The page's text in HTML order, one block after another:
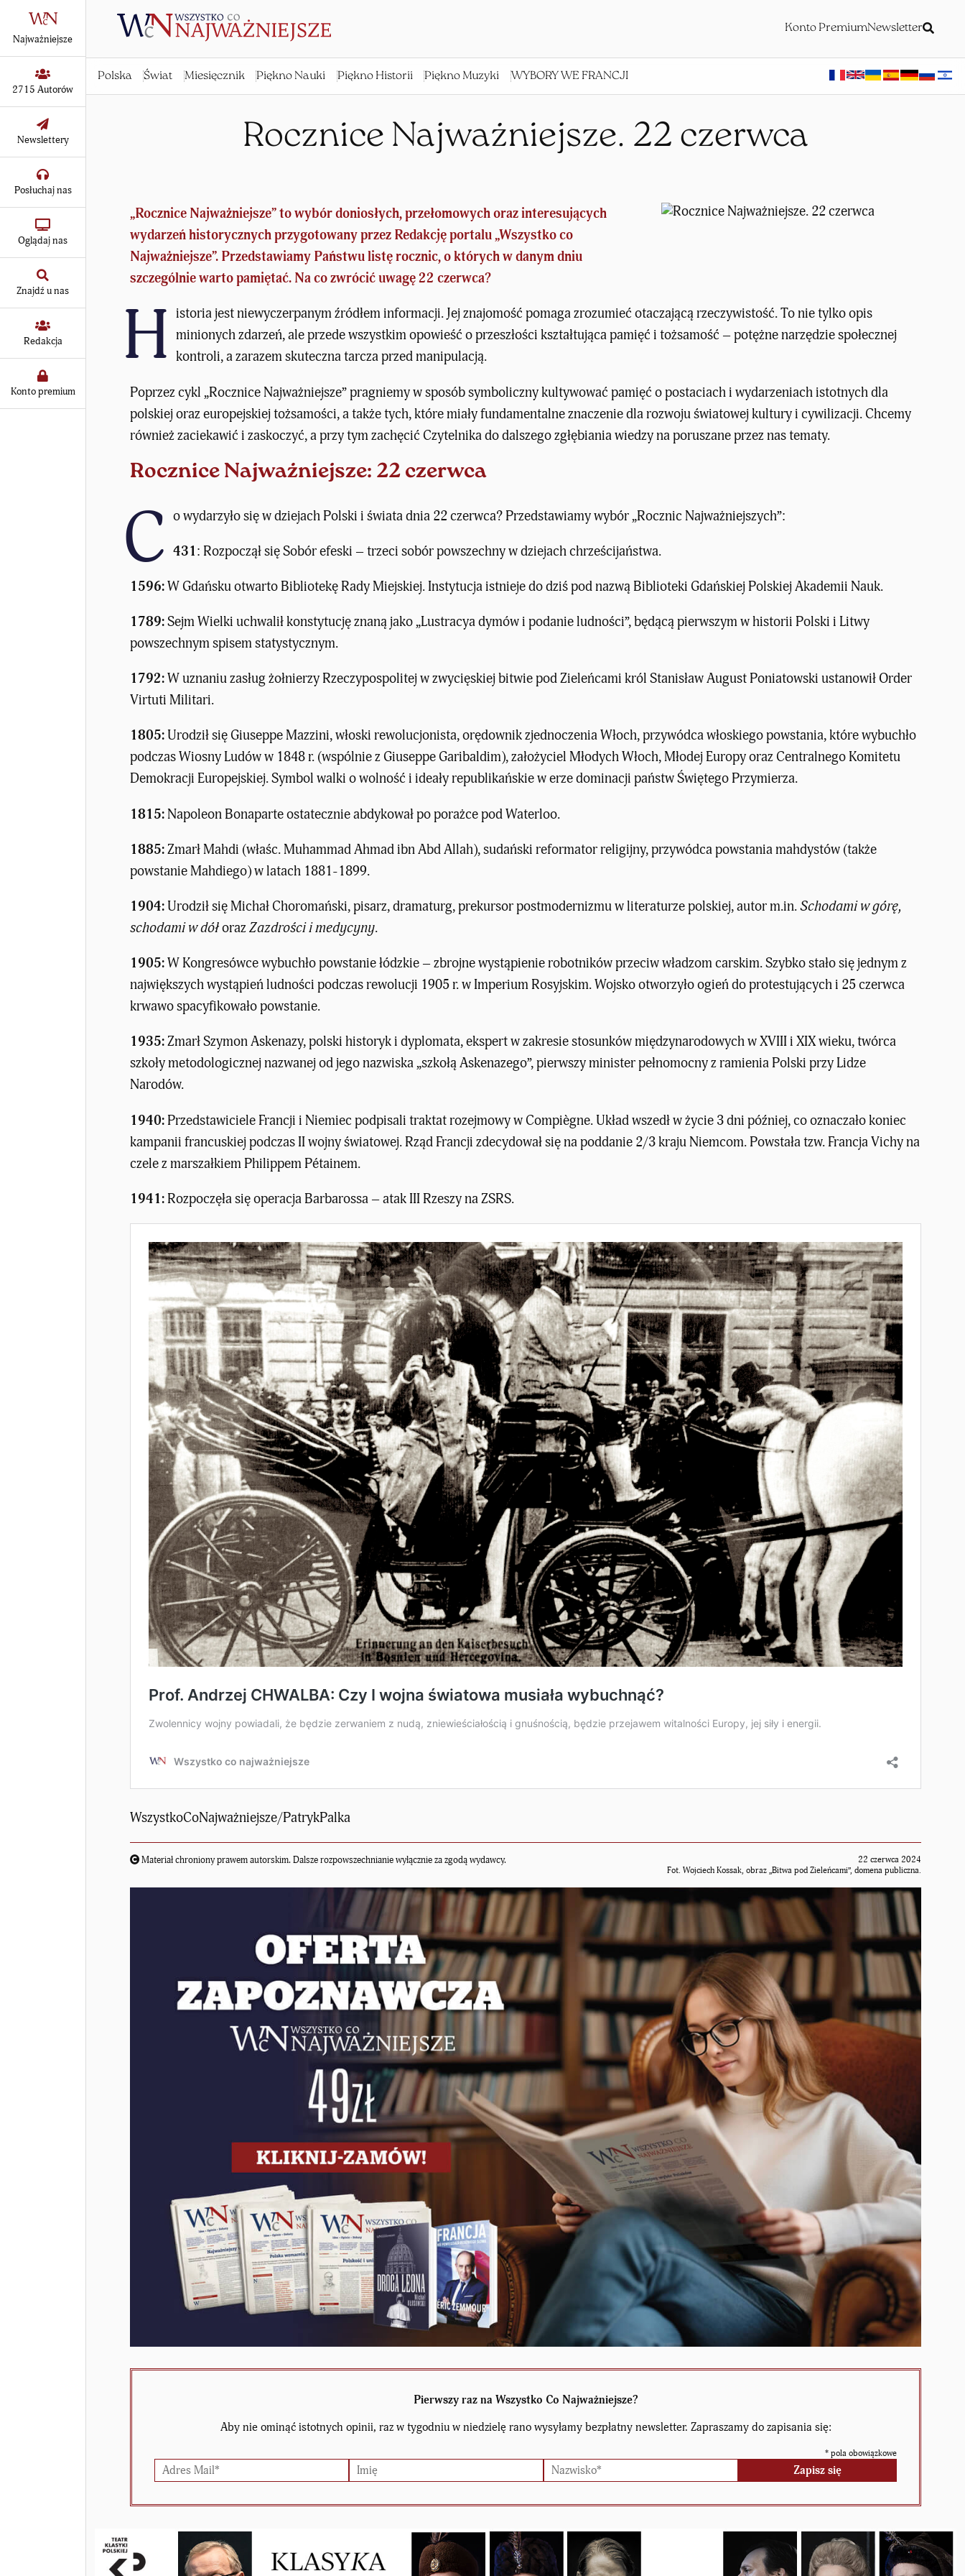
Konto PremiumNewsletter
Polska Świat Miesięcznik Piękno Nauki Piękno Historii Piękno Muzyki WYBORY WE FRANCJI
Najważniejsze
2715 Autorów
Newslettery
Posłuchaj nas
Oglądaj nas
Znajdź u nas
Redakcja
Konto premium
Rocznice Najważniejsze. 22 czerwca
„Rocznice Najważniejsze” to wybór doniosłych, przełomowych oraz interesujących
wydarzeń historycznych przygotowany przez Redakcję portalu „Wszystko co
Najważniejsze”. Przedstawiamy Państwu listę rocznic, o których w danym dniu
szczególnie warto pamiętać. Na co zwrócić uwagę 22 czerwca?
H istoria jest niewyczerpanym źródłem informacji. Jej znajomość pomaga zrozumieć otaczającą rzeczywistość. To nie tylko opis
minionych zdarzeń, ale przede wszystkimopowieść o przeszłości kształtująca pamięć i tożsamość – potężne narzędzie społecznej
kontroli, a zarazem skuteczna tarcza przed manipulacją.
Poprzez cykl „Rocznice Najważniejsze” pragniemy w sposób symboliczny kultywować pamięć o postaciach i wydarzeniach istotnych dla
polskiej oraz europejskiej tożsamości, a także tych, które miały fundamentalne znaczenie dla rozwoju światowej kultury i cywilizacji. Chcemy
również zaciekawić i zaskoczyć, a przy tym zachęcić Czytelnika do dalszego zgłębiania wiedzy na poruszane przez nas tematy.
Rocznice Najważniejsze: 22 czerwca
C o wydarzyło się w dziejach Polski i świata dnia 22 czerwca? Przedstawiamy wybór „Rocznic Najważniejszych”:
431: Rozpoczął się Sobór efeski – trzeci sobór powszechny w dziejach chrześcijaństwa.
1596:W Gdańsku otwarto Bibliotekę Rady Miejskiej. Instytucja istnieje do dziś pod nazwą Biblioteki Gdańskiej Polskiej Akademii Nauk.
1789:Sejm Wielki uchwalił konstytucję znaną jako „Lustracya dymów i podanie ludności”, będącą pierwszym w historii Polski i Litwy
powszechnym spisem statystycznym.
1792:W uznaniu zasług żołnierzy Rzeczypospolitej w zwycięskiej bitwie pod Zieleńcami król Stanisław August Poniatowski ustanowił Order
Virtuti Militari.
1805: Urodził się Giuseppe Mazzini, włoski rewolucjonista, orędownik zjednoczenia Włoch, przywódca włoskiego powstania, które wybuchło
podczas Wiosny Ludów w 1848 r. (wspólnie z Giuseppe Garibaldim), założyciel Młodych Włoch, Młodej Europy oraz Centralnego Komitetu
Demokracji Europejskiej. Symbol walki o wolność i ideały republikańskie w erze dominacji państw Świętego Przymierza.
1815: Napoleon Bonaparte ostatecznie abdykował po porażce pod Waterloo.
1885:Zmarł Mahdi (właśc. Muhammad Ahmad ibn Abd Allah), sudański reformator religijny, przywódca powstania mahdystów (także
powstanie Mahdiego) w latach 1881-1899.
1904: Urodził się Michał Choromański, pisarz, dramaturg, prekursor postmodernizmu w literaturze polskiej, autor m.in.Schodami w górę,
schodami w dółorazZazdrości i medycyny.
1905:W Kongresówce wybuchło powstanie łódzkie – zbrojne wystąpienie robotników przeciw władzom carskim. Szybko stało się jednym z
największych wystąpień ludności podczas rewolucji 1905 r. w Imperium Rosyjskim. Wojsko otworzyło ogień do protestujących i 25 czerwca
krwawo spacyfikowało powstanie.
1935:Zmarł Szymon Askenazy, polski historyk i dyplomata, ekspert w zakresie stosunków międzynarodowych w XVIII i XIX wieku, twórca
szkoły metodologicznej nazwanej od jego nazwiska „szkołą Askenazego”, pierwszy minister pełnomocny z ramienia Polski przy Lidze
Narodów.
1940: Przedstawiciele Francji i Niemiec podpisali traktat rozejmowy w Compiègne. Układ wszedł w życie 3 dni później, co oznaczało koniec
kampanii francuskiej podczas II wojny światowej. Rząd Francji zdecydował się na poddanie 2/3 kraju Niemcom. Powstała tzw. Francja Vichy na
czele z marszałkiem Philippem Pétainem.
1941: Rozpoczęła się operacja Barbarossa – atak III Rzeszy na ZSRS.
WszystkoCoNajważniejsze/PatrykPalka
Materiał chroniony prawem autorskim. Dalsze rozpowszechnianie wyłącznie za zgodą wydawcy.
22 czerwca 2024
Fot. Wojciech Kossak, obraz „Bitwa pod Zieleńcami”, domena publiczna.
Pierwszy raz na Wszystko Co Najważniejsze?
Aby nie ominąć istotnych opinii, raz w tygodniu w niedzielę rano wysyłamy bezpłatny newsletter. Zapraszamy do zapisania się:
*pola obowiązkowe